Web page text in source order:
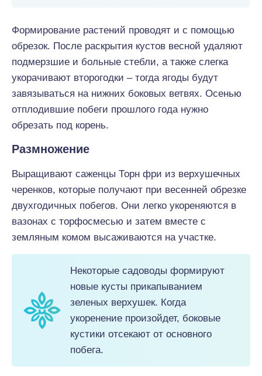
Формирование растений проводят и с помощью
обрезок. После раскрытия кустов весной удаляют
подмерзшие и больные стебли, а также слегка
укорачивают второгодки – тогда ягоды будут
завязываться на нижних боковых ветвях. Осенью
отплодившие побеги прошлого года нужно
обрезать под корень.
Размножение
Выращивают саженцы Торн фри из верхушечных
черенков, которые получают при весенней обрезке
двухгодичных побегов. Они легко укореняются в
вазонах с торфосмесью и затем вместе с
земляным комом высаживаются на участке.
Некоторые садоводы формируют
новые кусты прикапыванием
зеленых верхушек. Когда
укоренение произойдет, боковые
кустики отсекают от основного
побега.